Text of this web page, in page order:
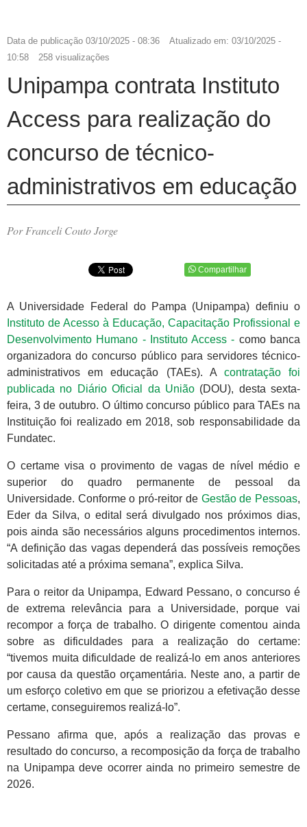
Data de publicação 03/10/2025 - 08:36 Atualizado em: 03/10/2025 -
10:58
258 visualizações
Unipampa contrata Instituto
Access para realização do
concurso de técnico-
administrativos em educação
Por Franceli Couto Jorge
Compartilhar
A Universidade Federal do Pampa (Unipampa) definiu o
Instituto de Acesso à Educação, Capacitação Profissional e
Desenvolvimento Humano - Instituto Access - como banca
organizadora do concurso público para servidores técnico-
administrativos em educação (TAEs). A contratação foi
publicada no Diário Oficial da União(DOU), desta sexta-
feira, 3 de outubro. O último concurso público para TAEs na
Instituição foi realizado em 2018, sob responsabilidade da
Fundatec.
O certame visa o provimento de vagas de nível médio e
superior do quadro permanente de pessoal da
Universidade. Conforme o pró-reitor de Gestão de Pessoas,
Eder da Silva, o edital será divulgado nos próximos dias,
pois ainda são necessários alguns procedimentos internos.
“A definição das vagas dependerá das possíveis remoções
solicitadas até a próxima semana”, explica Silva.
Para o reitor da Unipampa, Edward Pessano, o concurso é
de extrema relevância para a Universidade, porque vai
recompor a força de trabalho. O dirigente comentou ainda
sobre as dificuldades para a realização do certame:
“tivemos muita dificuldade de realizá-lo em anos anteriores
por causa da questão orçamentária. Neste ano, a partir de
um esforço coletivo em que se priorizou a efetivação desse
certame, conseguiremos realizá-lo”.
Pessano afirma que, após a realização das provas e
resultado do concurso, a recomposição da força de trabalho
na Unipampa deve ocorrer ainda no primeiro semestre de
2026.